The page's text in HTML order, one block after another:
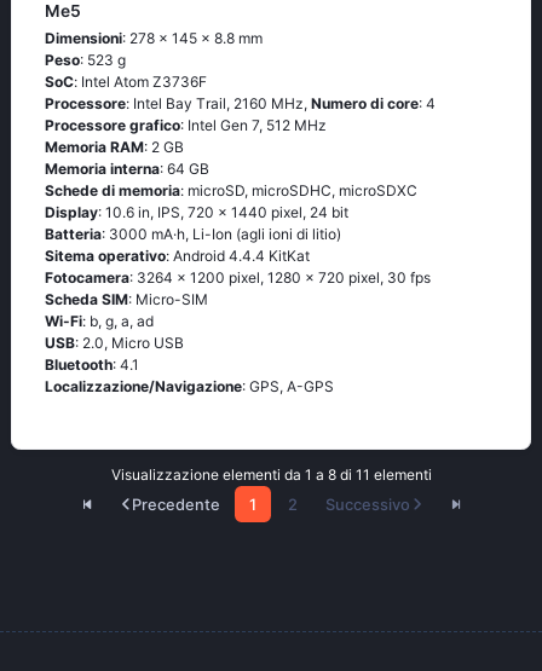
Me5
Dimensioni: 278 x 145 x 8.8 mm
Peso: 523 g
SoC: Ιntеl Аtоm Ζ3736F
Processore: Ιntеl Ваy Тrаil, 2160 MHz, Numero di core: 4
Processore grafico: Intel Gen 7, 512 MHz
Memoria RAM: 2 GB
Memoria interna: 64 GB
Schede di memoria: microSD, microSDHC, microSDXC
Display: 10.6 in, IPS, 720 x 1440 pixel, 24 bit
Batteria: 3000 mA·h, Li-Ion (agli ioni di litio)
Sitema operativo: Аndrоid 4.4.4 ΚitΚаt
Fotocamera: 3264 x 1200 pixel, 1280 x 720 pixel, 30 fps
Scheda SIM: Micro-SIM
Wi-Fi: b, g, а, аd
USB: 2.0, Micro USB
Bluetooth: 4.1
Localizzazione/Navigazione: GРS, А-GРS
Visualizzazione elementi da 1 a 8 di 11 elementi
Precedente
1 2 Successivo